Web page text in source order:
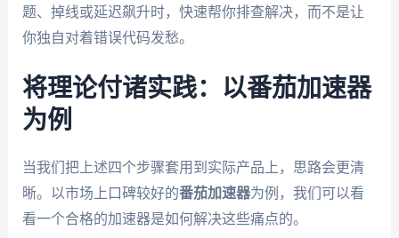
题、掉线或延迟飙升时，快速帮你排查解决，而不是让
你独自对着错误代码发愁。
将理论付诸实践：以番茄加速器
为例
当我们把上述四个步骤套用到实际产品上，思路会更清
晰。以市场上口碑较好的番茄加速器为例，我们可以看
看一个合格的加速器是如何解决这些痛点的。